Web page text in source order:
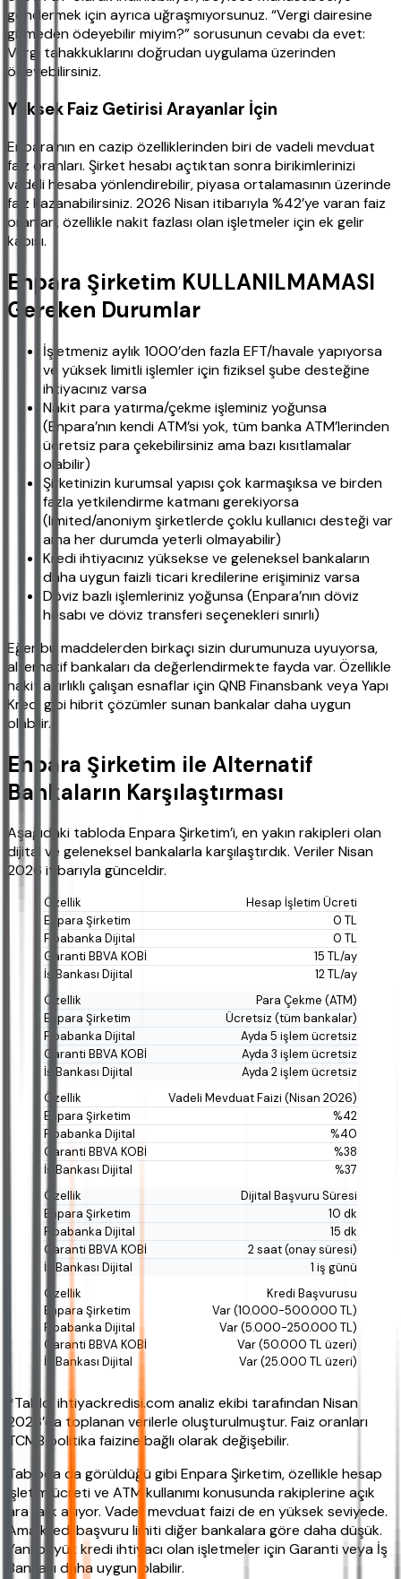
göndermek için ayrıca uğraşmıyorsunuz. “Vergi dairesine
gitmeden ödeyebilir miyim?” sorusunun cevabı da evet:
Vergi tahakkuklarını doğrudan uygulama üzerinden
ödeyebilirsiniz.
Yüksek Faiz Getirisi Arayanlar İçin
Enpara’nın en cazip özelliklerinden biri de vadeli mevduat
faiz oranları. Şirket hesabı açtıktan sonra birikimlerinizi
vadeli hesaba yönlendirebilir, piyasa ortalamasının üzerinde
faiz kazanabilirsiniz. 2026 Nisan itibarıyla %42’ye varan faiz
oranları, özellikle nakit fazlası olan işletmeler için ek gelir
kapısı.
Enpara Şirketim KULLANILMAMASI
Gereken Durumlar
İşletmeniz aylık 1000’den fazla EFT/havale yapıyorsa
ve yüksek limitli işlemler için fiziksel şube desteğine
ihtiyacınız varsa
Nakit para yatırma/çekme işleminiz yoğunsa
(Enpara’nın kendi ATM’si yok, tüm banka ATM’lerinden
ücretsiz para çekebilirsiniz ama bazı kısıtlamalar
olabilir)
Şirketinizin kurumsal yapısı çok karmaşıksa ve birden
fazla yetkilendirme katmanı gerekiyorsa
(limited/anoniym şirketlerde çoklu kullanıcı desteği var
ama her durumda yeterli olmayabilir)
Kredi ihtiyacınız yüksekse ve geleneksel bankaların
daha uygun faizli ticari kredilerine erişiminiz varsa
Döviz bazlı işlemleriniz yoğunsa (Enpara’nın döviz
hesabı ve döviz transferi seçenekleri sınırlı)
Eğer bu maddelerden birkaçı sizin durumunuza uyuyorsa,
alternatif bankaları da değerlendirmekte fayda var. Özellikle
nakit ağırlıklı çalışan esnaflar için QNB Finansbank veya Yapı
Kredi gibi hibrit çözümler sunan bankalar daha uygun
olabilir.
Enpara Şirketim ile Alternatif
Bankaların Karşılaştırması
Aşağıdaki tabloda Enpara Şirketim’i, en yakın rakipleri olan
dijital ve geleneksel bankalarla karşılaştırdık. Veriler Nisan
2026 itibarıyla günceldir.
Hesap İşletim Ücreti
0 TL
0 TL
15 TL/ay
12 TL/ay
Para Çekme (ATM)
Ücretsiz (tüm bankalar)
Ayda 5 işlem ücretsiz
Ayda 3 işlem ücretsiz
Ayda 2 işlem ücretsiz
Vadeli Mevduat Faizi (Nisan 2026)
%42
%40
%38
%37
Dijital Başvuru Süresi
10 dk
15 dk
2 saat (onay süresi)
1 iş günü
Kredi Başvurusu
Var (10.000-500.000 TL)
Var (5.000-250.000 TL)
Var (50.000 TL üzeri)
Var (25.000 TL üzeri)
*Tablo, ihtiyackredisi.com analiz ekibi tarafından Nisan
2026’da toplanan verilerle oluşturulmuştur. Faiz oranları
TCMB politika faizine bağlı olarak değişebilir.
Tabloda da görüldüğü gibi Enpara Şirketim, özellikle hesap
işletim ücreti ve ATM kullanımı konusunda rakiplerine açık
ara fark atıyor. Vadeli mevduat faizi de en yüksek seviyede.
Ama kredi başvuru limiti diğer bankalara göre daha düşük.
Yani büyük kredi ihtiyacı olan işletmeler için Garanti veya İş
Bankası daha uygun olabilir.